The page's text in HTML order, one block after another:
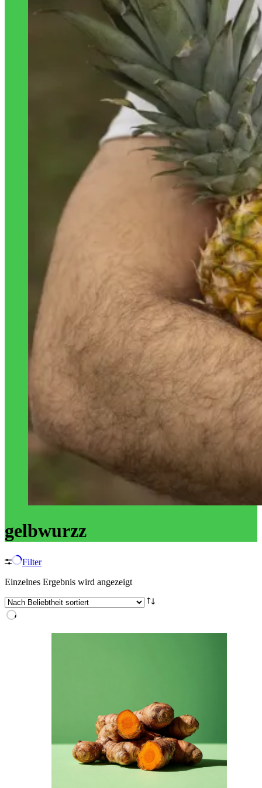
gelbwurzz
Filter
Einzelnes Ergebnis wird angezeigt